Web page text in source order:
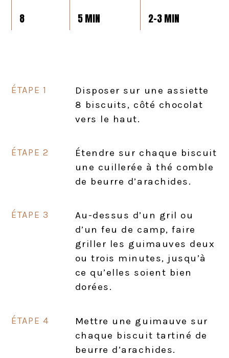
8 5 MIN 2-3 MIN
Disposer sur une assiette
8 biscuits, côté chocolat
vers le haut.
Étendre sur chaque biscuit
une cuillerée à thé comble
de beurre d’arachides.
Au-dessus d’un gril ou
d’un feu de camp, faire
griller les guimauves deux
ou trois minutes, jusqu’à
ce qu’elles soient bien
dorées.
Mettre une guimauve sur
chaque biscuit tartiné de
beurre d’arachides.